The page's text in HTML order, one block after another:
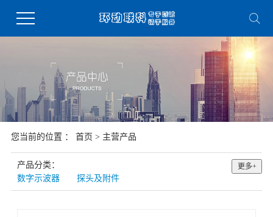
您当前的位置 ： 首页 > 主营产品
产品分类：
数字示波器
探头及附件
更多+